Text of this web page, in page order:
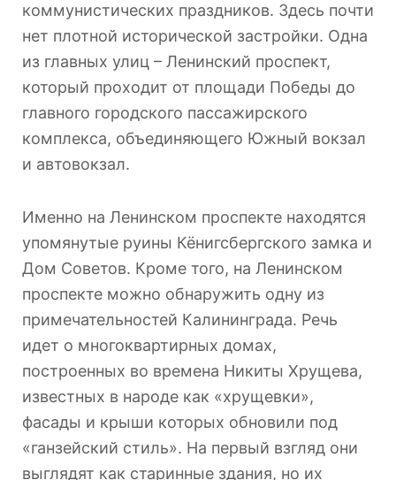
коммунистических праздников. Здесь почти
нет плотной исторической застройки. Одна
из главных улиц – Ленинский проспект,
который проходит от площади Победы до
главного городского пассажирского
комплекса, объединяющего Южный вокзал
и автовокзал.
Именно на Ленинском проспекте находятся
упомянутые руины Кёнигсбергского замка и
Дом Советов. Кроме того, на Ленинском
проспекте можно обнаружить одну из
примечательностей Калининграда. Речь
идет о многоквартирных домах,
построенных во времена Никиты Хрущева,
известных в народе как «хрущевки»,
фасады и крыши которых обновили под
«ганзейский стиль». На первый взгляд они
выглядят как старинные здания, но их